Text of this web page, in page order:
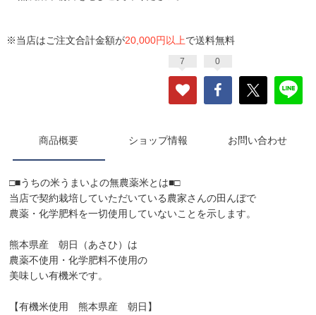
※当店はご注文合計金額が20,000円以上で送料無料
7 0
商品概要 ショップ情報 お問い合わせ
□■うちの米うまいよの無農薬米とは■□
当店で契約栽培していただいている農家さんの田んぼで
農薬・化学肥料を一切使用していないことを示します。
熊本県産 朝日（あさひ）は
農薬不使用・化学肥料不使用の
美味しい有機米です。
【有機米使用 熊本県産 朝日】